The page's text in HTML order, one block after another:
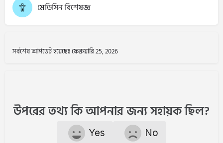
মেডিসিন বিশেষজ্ঞ
সর্বশেষ আপডেট হয়েছেঃ ফেব্রুয়ারি 25, 2026
উপরের তথ্য কি আপনার জন্য সহায়ক ছিল?
Yes No